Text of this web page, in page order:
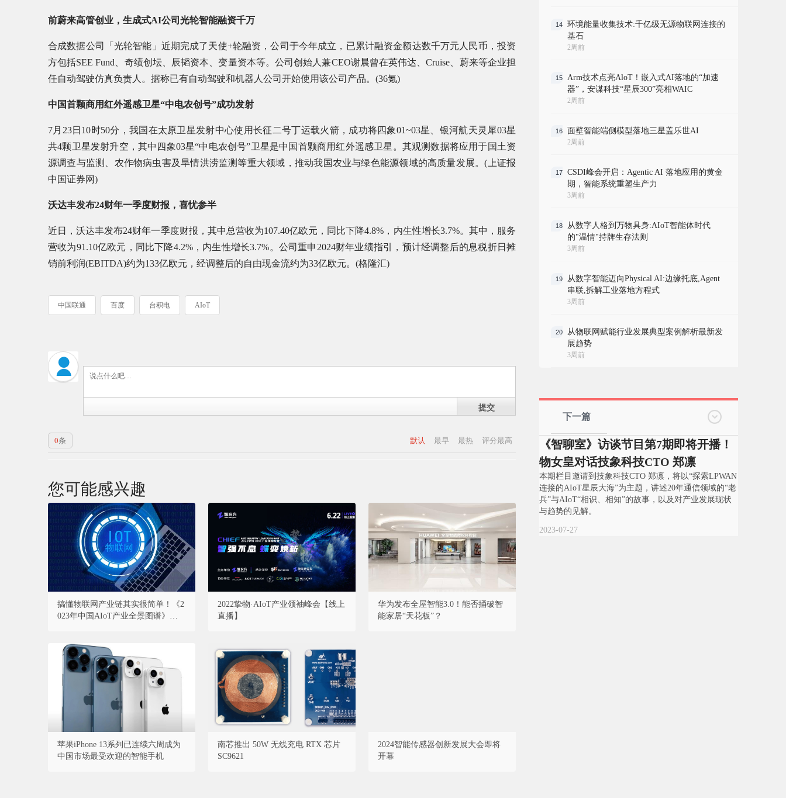
前蔚来高管创业，生成式AI公司光轮智能融资千万
合成数据公司「光轮智能」近期完成了天使+轮融资，公司于今年成立，已累计融资金额达数千万元人民币，投资
方包括SEE Fund、奇绩创坛、辰韬资本、变量资本等。公司创始人兼CEO谢晨曾在英伟达、Cruise、蔚来等企业担
任自动驾驶仿真负责人。据称已有自动驾驶和机器人公司开始使用该公司产品。(36氪)
中国首颗商用红外遥感卫星“中电农创号”成功发射
7月23日10时50分，我国在太原卫星发射中心使用长征二号丁运载火箭，成功将四象01~03星、银河航天灵犀03星
共4颗卫星发射升空，其中四象03星“中电农创号”卫星是中国首颗商用红外遥感卫星。其观测数据将应用于国土资
源调查与监测、农作物病虫害及旱情洪涝监测等重大领域，推动我国农业与绿色能源领域的高质量发展。(上证报
中国证券网)
沃达丰发布24财年一季度财报，喜忧参半
近日，沃达丰发布24财年一季度财报，其中总营收为107.40亿欧元，同比下降4.8%，内生性增长3.7%。其中，服务
营收为91.10亿欧元，同比下降4.2%，内生性增长3.7%。公司重申2024财年业绩指引，预计经调整后的息税折日摊
销前利润(EBITDA)约为133亿欧元，经调整后的自由现金流约为33亿欧元。(格隆汇)
中国联通 百度 台积电 AIoT
提交
默认 最早 最热 评分最高
0条
您可能感兴趣
搞懂物联网产业链其实很简单！《2
023年中国AIoT产业全景图谱》重磅
2022挚物·AIoT产业领袖峰会【线上
直播】
华为发布全屋智能3.0！能否捅破智
能家居“天花板”？
苹果iPhone 13系列已连续六周成为
中国市场最受欢迎的智能手机
南芯推出 50W 无线充电 RTX 芯片
SC9621
2024智能传感器创新发展大会即将
开幕
14
环境能量收集技术:千亿级无源物联网连接的
基石
2周前
15
Arm技术点亮AloT！嵌入式AI落地的“加速
器”，安谋科技“星辰300”亮相WAIC
2周前
16 面壁智能端侧模型落地三星盖乐世AI
2周前
17
CSDI峰会开启：Agentic AI 落地应用的黄金
期，智能系统重塑生产力
3周前
18
从数字人格到万物具身:AIoT智能体时代
的"温情"持牌生存法则
3周前
19
从数字智能迈向Physical AI:边缘托底,Agent
串联,拆解工业落地方程式
3周前
20
从物联网赋能行业发展典型案例解析最新发
展趋势
3周前
下一篇
《智聊室》访谈节目第7期即将开播！
物女皇对话技象科技CTO 郑凛
本期栏目邀请到技象科技CTO 郑凛，将以“探索LPWAN
连接的AIoT星辰大海”为主题，讲述20年通信领域的“老
兵”与AIoT“相识、相知”的故事，以及对产业发展现状
与趋势的见解。
2023-07-27